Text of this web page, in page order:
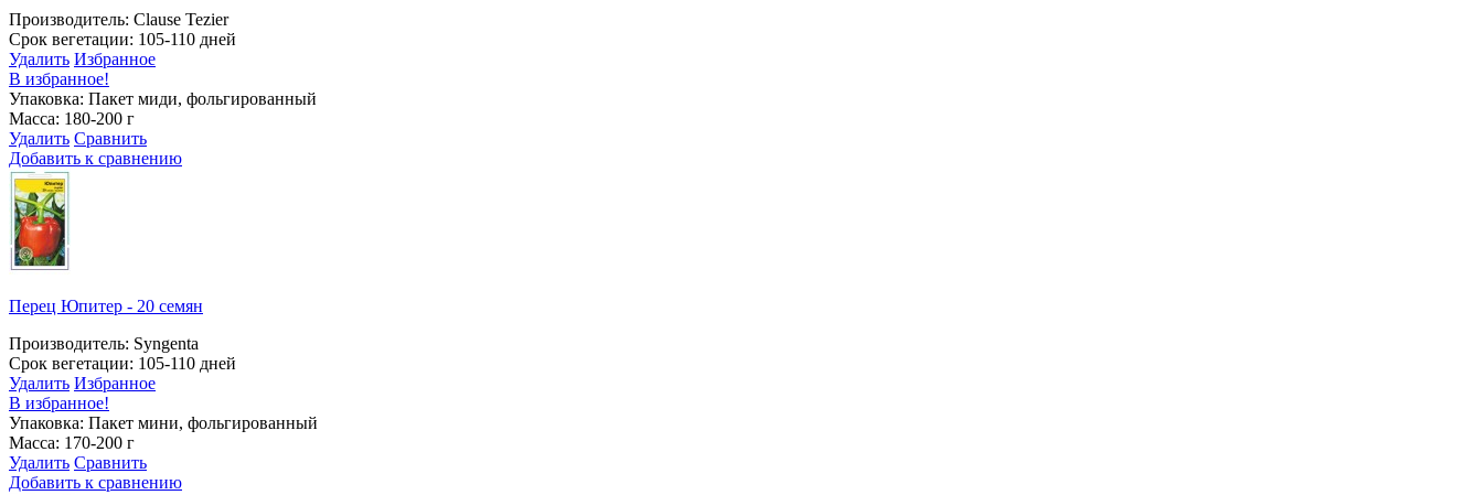
Производитель: Clause Tezier
Срок вегетации: 105-110 дней
Удалить Избранное
В избранное!
Упаковка: Пакет миди, фольгированный
Масса: 180-200 г
Удалить Сравнить
Добавить к сравнению
Перец Юпитер - 20 семян
Производитель: Syngenta
Срок вегетации: 105-110 дней
Удалить Избранное
В избранное!
Упаковка: Пакет мини, фольгированный
Масса: 170-200 г
Удалить Сравнить
Добавить к сравнению